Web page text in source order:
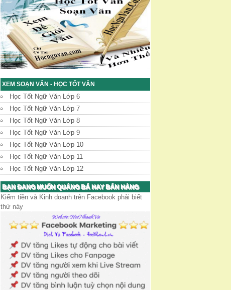
XEM SOẠN VĂN - HỌC TỐT VĂN
Học Tốt Ngữ Văn Lớp 6
Học Tốt Ngữ Văn Lớp 7
Học Tốt Ngữ Văn Lớp 8
Học Tốt Ngữ Văn Lớp 9
Học Tốt Ngữ Văn Lớp 10
Học Tốt Ngữ Văn Lớp 11
Học Tốt Ngữ Văn Lớp 12
BẠN ĐANG MUỐN QUẢNG BÁ HAY BÁN HÀNG
Kiếm tiền và Kinh doanh trên Facebook phải biết
thứ này